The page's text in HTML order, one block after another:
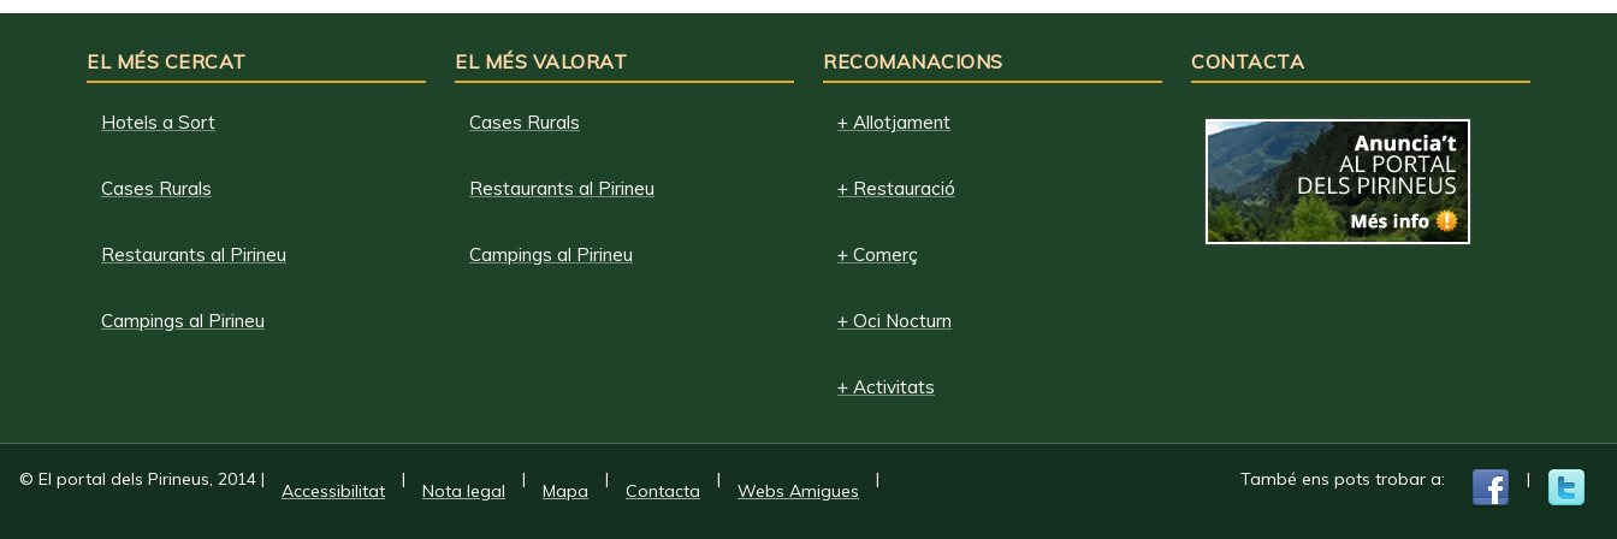
EL MÉS CERCAT
Hotels a Sort
Cases Rurals
Restaurants al Pirineu
Campings al Pirineu
EL MÉS VALORAT
Cases Rurals
Restaurants al Pirineu
Campings al Pirineu
RECOMANACIONS
+ Allotjament
+ Restauració
+ Comerç
+ Oci Nocturn
+ Activitats
CONTACTA
© El portal dels Pirineus, 2014 |
Accessibilitat
|
Nota legal
|
Mapa
|
Contacta
|
Webs Amigues
| També ens pots trobar a: |